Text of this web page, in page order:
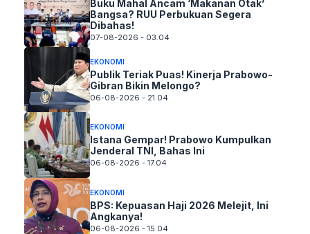
Buku Mahal Ancam ‘Makanan Otak’
Bangsa? RUU Perbukuan Segera
Dibahas!
07-08-2026 - 03.04
EKONOMI
Publik Teriak Puas! Kinerja Prabowo-
Gibran Bikin Melongo?
06-08-2026 - 21.04
EKONOMI
Istana Gempar! Prabowo Kumpulkan
Jenderal TNI, Bahas Ini
06-08-2026 - 17.04
EKONOMI
BPS: Kepuasan Haji 2026 Melejit, Ini
Angkanya!
06-08-2026 - 15.04